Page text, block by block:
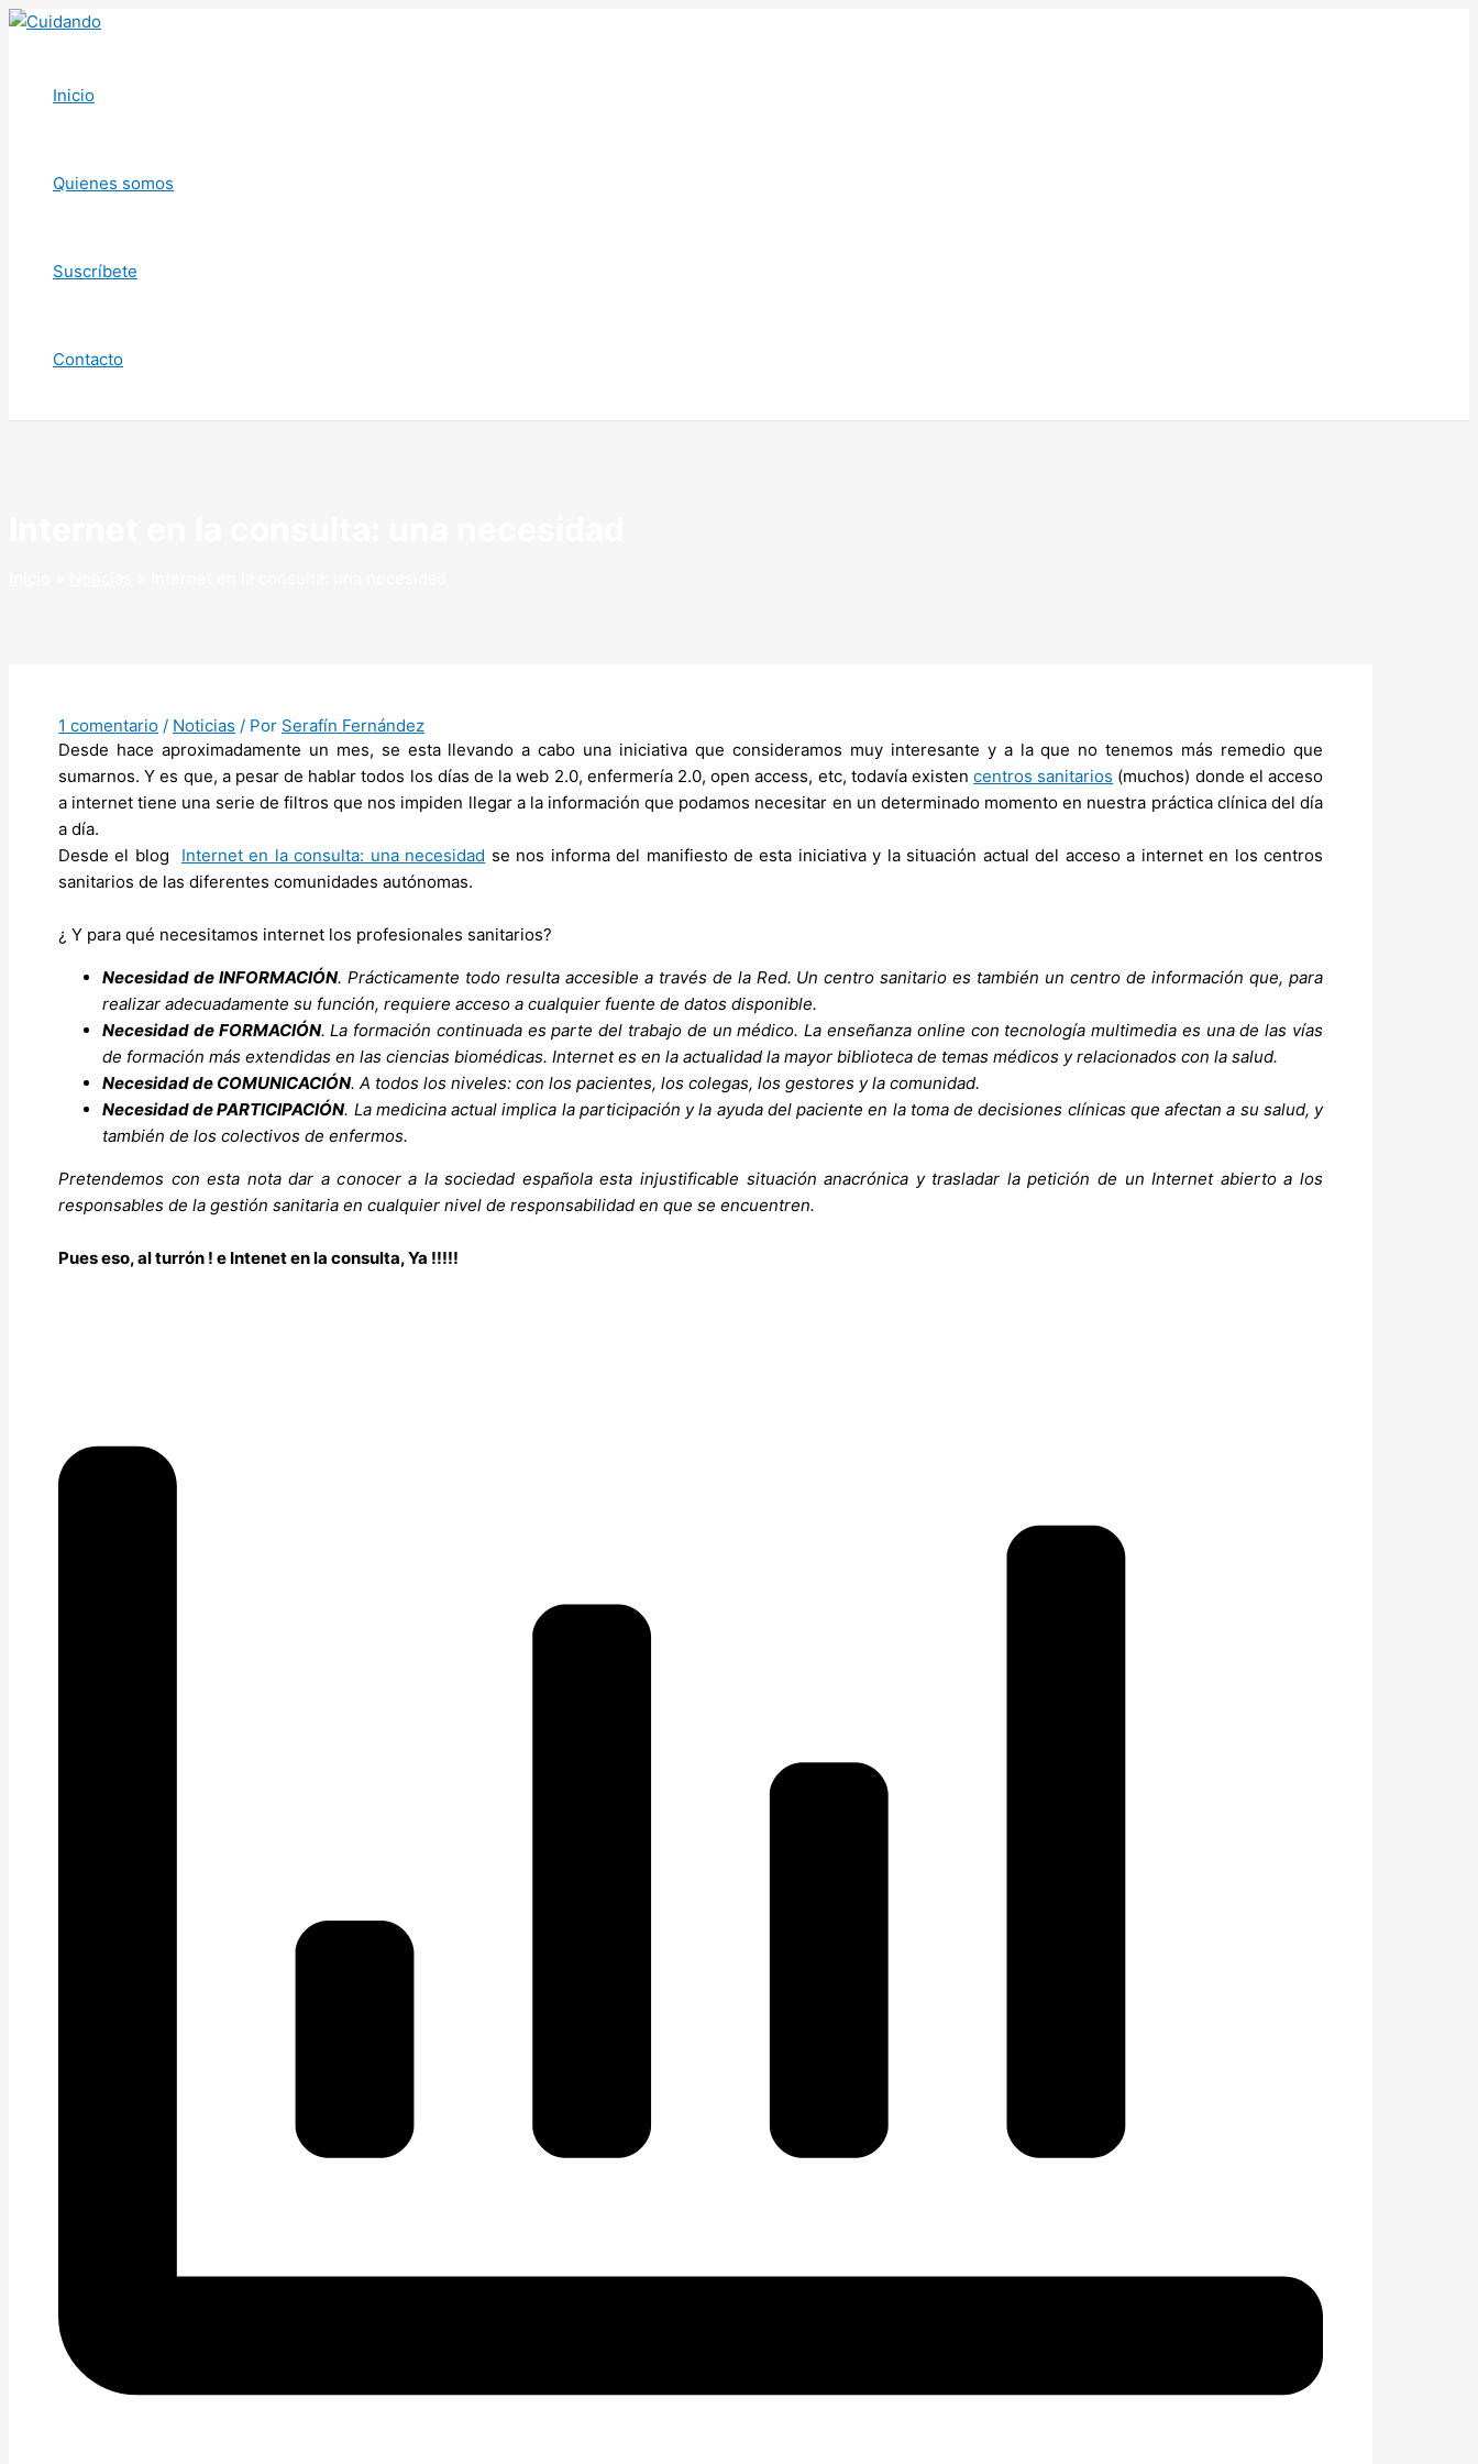
Ir
Inicio
Quienes somos
Suscríbete
Contacto
1 comentario / Noticias / Por Serafín Fernández
Desde hace aproximadamente un mes, se esta llevando a cabo una iniciativa que consideramos muy interesante y a la que no tenemos más remedio que
sumarnos. Y es que, a pesar de hablar todos los días de la web 2.0, enfermería 2.0, open access, etc, todavía existencentros sanitarios (muchos) donde el acceso
a internet tiene una serie de filtros que nos impiden llegar a la información que podamos necesitar en un determinado momento en nuestra práctica clínica del día
a día.
Desde el blog Internet en la consulta: una necesidad se nos informa del manifiesto de esta iniciativa y la situación actual del acceso a internet en los centros
sanitarios de las diferentes comunidades autónomas.
¿ Y para qué necesitamos internet los profesionales sanitarios?
Necesidad de INFORMACIÓN. Prácticamente todo resulta accesible a través de la Red. Un centro sanitario es también un centro de información que, para
realizar adecuadamente su función, requiere acceso a cualquier fuente de datos disponible.
Necesidad de FORMACIÓN. La formación continuada es parte del trabajo de un médico. La enseñanza online con tecnología multimedia es una de las vías
de formación más extendidas en las ciencias biomédicas. Internet es en la actualidad la mayor biblioteca de temas médicos y relacionados con la salud.
Necesidad de COMUNICACIÓN. A todos los niveles: con los pacientes, los colegas, los gestores y la comunidad.
Necesidad de PARTICIPACIÓN. La medicina actual implica la participación y la ayuda del paciente en la toma de decisiones clínicas que afectan a su salud, y
también de los colectivos de enfermos.
Pretendemos con esta nota dar a conocer a la sociedad española esta injustificable situación anacrónica y trasladar la petición de un Internet abierto a los
responsables de la gestión sanitaria en cualquier nivel de responsabilidad en que se encuentren.
Pues eso, al turrón ! e Intenet en la consulta, Ya !!!!!